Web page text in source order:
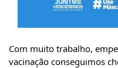
Com muito trabalho,
vacinação conseguimos